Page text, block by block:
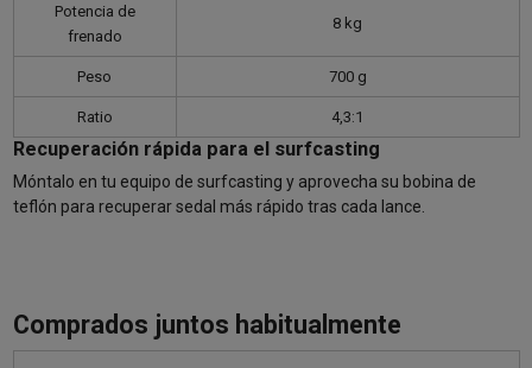
Potencia de
frenado
8 kg
Peso 700 g
Ratio 4,3:1
Recuperación rápida para el surfcasting
Móntalo en tu equipo de surfcasting y aprovecha su bobina de
teflón para recuperar sedal más rápido tras cada lance.
Comprados juntos habitualmente